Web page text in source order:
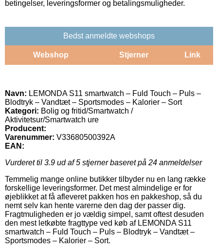
betingelser, leveringsformer og betalingsmuligheder.
Bedst anmeldte webshops
Webshop Stjerner Link
Navn: LEMONDA S11 smartwatch – Fuld Touch – Puls –
Blodtryk – Vandtæt – Sportsmodes – Kalorier – Sort
Kategori: Bolig og fritid/Smartwatch /
Aktivitetsur/Smartwatch ure
Producent:
Varenummer: V33680500392A
EAN:
Vurderet til 3.9 ud af 5 stjerner baseret på 24 anmeldelser
Temmelig mange online butikker tilbyder nu en lang række
forskellige leveringsformer. Det mest almindelige er for
øjeblikket at få afleveret pakken hos en pakkeshop, så du
nemt selv kan hente varerne den dag der passer dig.
Fragtmuligheden er jo vældig simpel, samt oftest desuden
den mest letkøbte fragttype ved køb af LEMONDA S11
smartwatch – Fuld Touch – Puls – Blodtryk – Vandtæt –
Sportsmodes – Kalorier – Sort.